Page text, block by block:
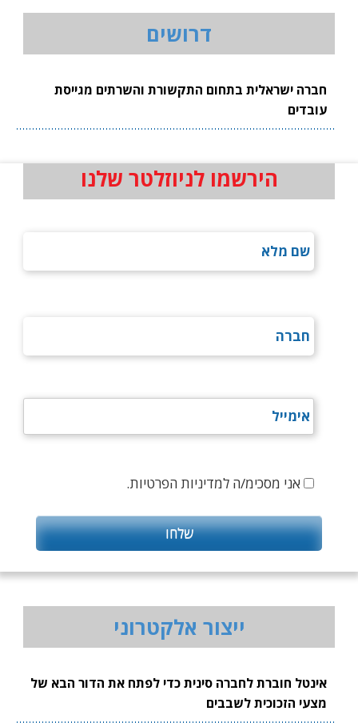
דרושים
חברה ישראלית בתחום התקשורת והשרתים מגייסת
עובדים
הירשמו לניוזלטר שלנו
אני מסכימ/ה למדיניות הפרטיות.
ייצור אלקטרוני
אינטל חוברת לחברה סינית כדי לפתח את הדור הבא של
מצעי הזכוכית לשבבים